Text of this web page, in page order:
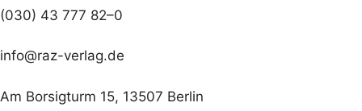
(030) 43 777 82–0
info@raz-verlag.de
Am Borsigturm 15, 13507 Berlin